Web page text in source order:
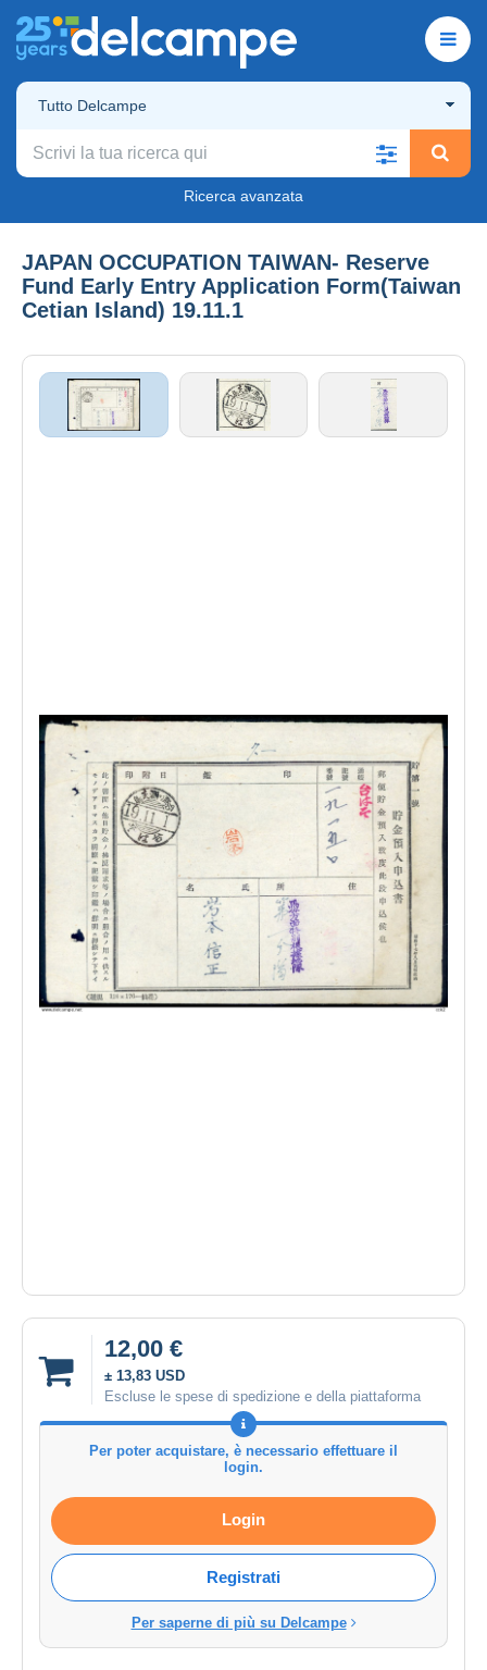
Tutto Delcampe
Ricerca avanzata
JAPAN OCCUPATION TAIWAN- Reserve
Fund Early Entry Application Form(Taiwan
Cetian Island) 19.11.1
12,00 €
± 13,83 USD
Escluse le spese di spedizione e della piattaforma
Per poter acquistare, è necessario effettuare il
login.
Login
Registrati
Per saperne di più su Delcampe